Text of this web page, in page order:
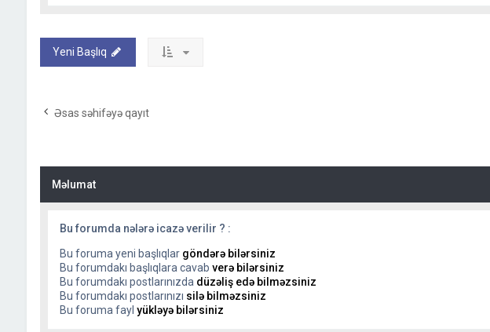
Yeni Başlıq
Əsas səhifəyə qayıt
Məlumat
Bu forumda nələrə icazə verilir ? :
Bu foruma yeni başlıqlar göndərə bilərsiniz
Bu forumdakı başlıqlara cavab verə bilərsiniz
Bu forumdakı postlarınızda düzəliş edə bilməzsiniz
Bu forumdakı postlarınızı silə bilməzsiniz
Bu foruma fayl yükləyə bilərsiniz